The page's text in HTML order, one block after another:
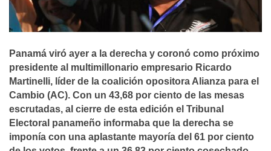
Panamá viró ayer a la derecha y coronó como próximo
presidente al multimillonario empresario Ricardo
Martinelli, lí­der de la coalición opositora Alianza para el
Cambio (AC). Con un 43,68 por ciento de las mesas
escrutadas, al cierre de esta edición el Tribunal
Electoral panameño informaba que la derecha se
imponí­a con una aplastante mayorí­a del 61 por ciento